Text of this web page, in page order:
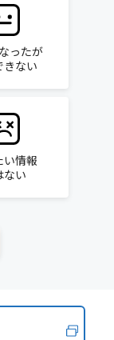
ったが
きない
い情報
ない